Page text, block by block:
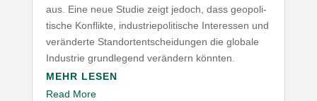
aus. Eine neue Studie zeigt jedoch, dass geopo­li­
tische Konflikte, indus­trie­po­li­tische Inter­essen und
verän­derte Stand­ort­ent­schei­dungen die globale
Industrie grund­legend verändern könnten.
MEHR LESEN
Read More